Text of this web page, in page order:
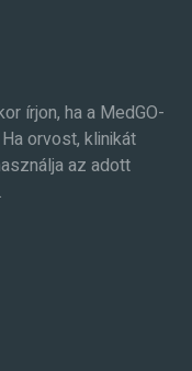
írjon, ha a MedGO-
orvost, klinikát
az adott